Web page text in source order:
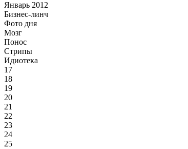
Январь 2012
Бизнес-линч
Фото дня
Мозг
Понос
Стрипы
Идиотека
17
18
19
20
21
22
23
24
25